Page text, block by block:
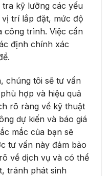
kỹ lưỡng các yếu
trí lắp đặt, mức độ
công trình. Việc cẩn
định chính xác
chúng tôi sẽ tư vấn
hợp và hiệu quả
rõ ràng về kỹ thuật
dự kiến và báo giá
mắc của bạn sẽ
tư vấn này đảm bảo
về dịch vụ và có thể
tránh phát sinh